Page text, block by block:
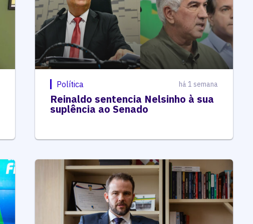
Política há 1 semana
Reinaldo sentencia Nelsinho à sua
suplência ao Senado